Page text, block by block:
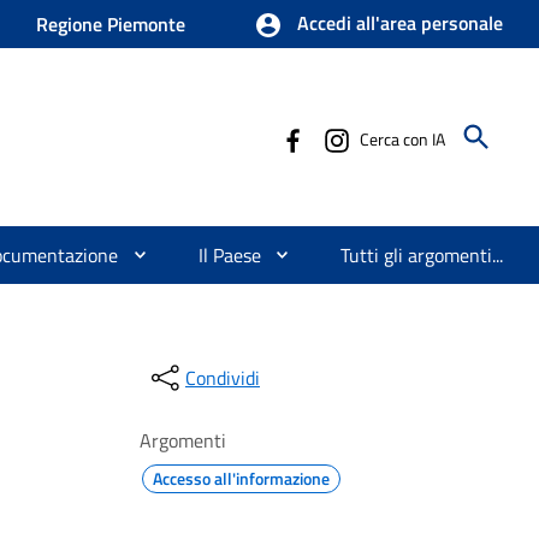
Regione Piemonte Accedi all'area personale
Cerca con IA
Il Paese Tutti gli argomenti...
Condividi
Argomenti
Accesso all'informazione